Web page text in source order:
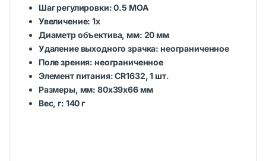
Шаг регулировки: 0.5 МОА
Увеличение: 1x
Диаметр объектива, мм: 20 мм
Удаление выходного зрачка: неограниченное
Поле зрения: неограниченное
Элемент питания: CR1632, 1 шт.
Размеры, мм: 80х39х66 мм
Вес, г: 140 г